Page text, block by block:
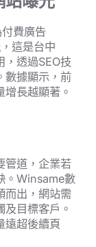
費廣告
這是台中
，透過SEO技
數據顯示，前
長越顯著。
管道，企業若
。Winsame數
而出，網站需
目標客戶。
遠超後續頁